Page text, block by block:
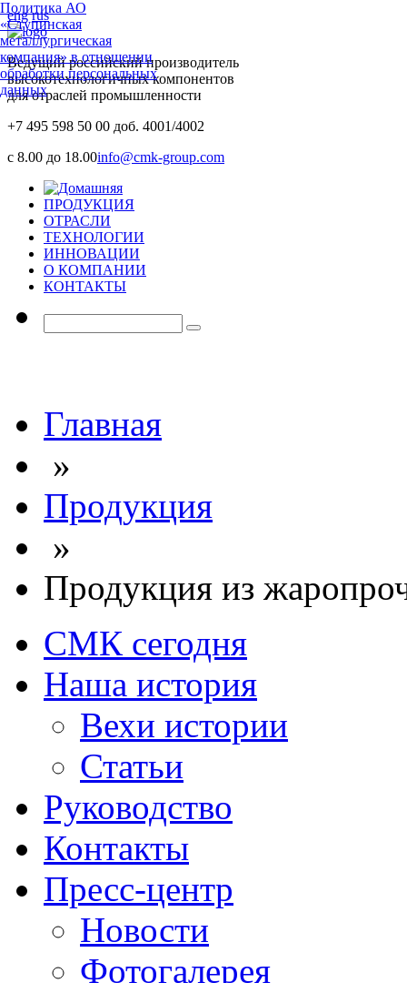
eng rus
Ведущий российский производитель
высокотехнологичных компонентов
для отраслей промышленности
+7 495 598 50 00 доб. 4001/4002
с 8.00 до 18.00info@cmk-group.com
ПРОДУКЦИЯ
ОТРАСЛИ
ТЕХНОЛОГИИ
ИННОВАЦИИ
О КОМПАНИИ
КОНТАКТЫ
Главная
»
Продукция
»
Продукция из
СМК сегодня
Наша история
Вехи истории
Статьи
Руководство
Контакты
Пресс-центр
Новости
Фотогалерея
Политика АО
«Ступинская
металлургическая
компания» в отношении
обработки персональных
данных